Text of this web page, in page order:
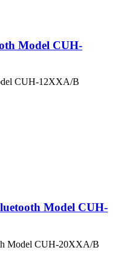
Model CUH-
CUH-12XXA/B
Model CUH-
Model CUH-20XXA/B